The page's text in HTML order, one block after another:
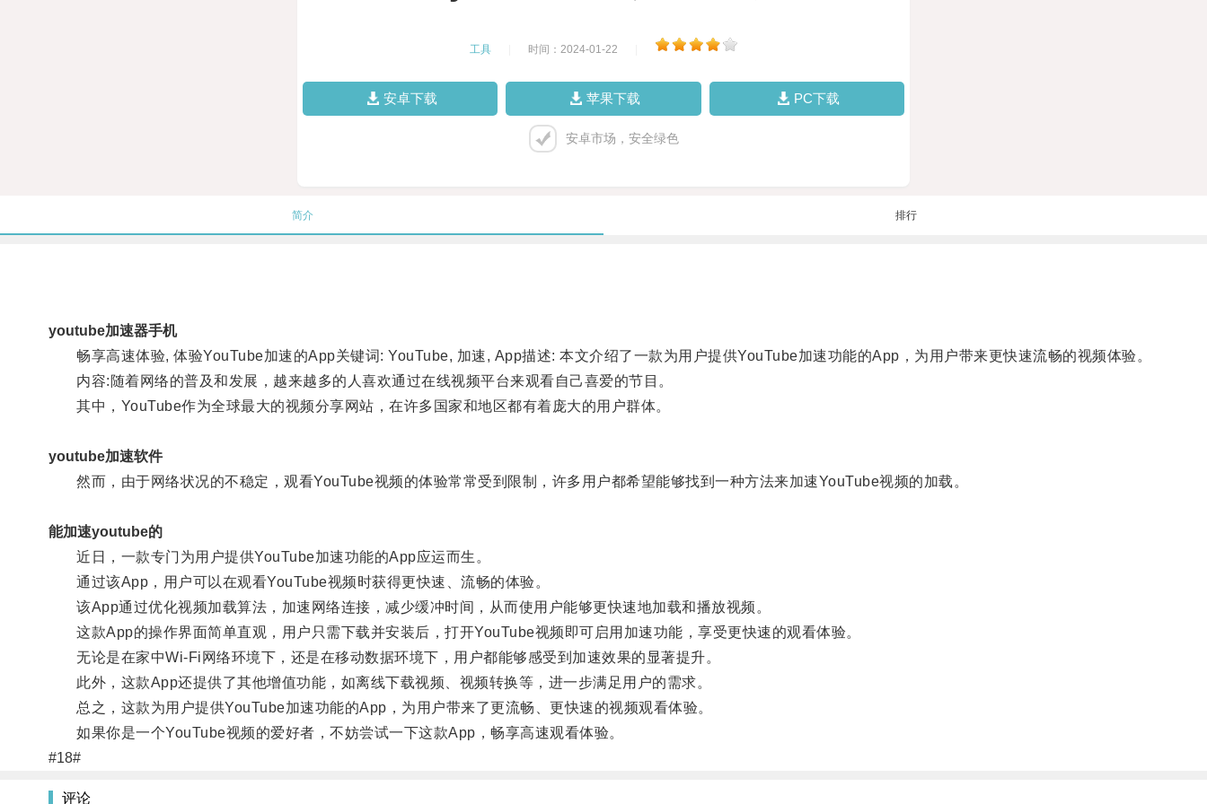
工具 时间：2024-01-22
安卓下载 苹果下载 PC下载
安卓市场，安全绿色
简介 排行
youtube加速器手机
畅享高速体验, 体验YouTube加速的App关键词: YouTube, 加速, App描述: 本文介绍了一款为用户提供YouTube加速功能的App，为用户带来更快速流畅的视频体验。
内容:随着网络的普及和发展，越来越多的人喜欢通过在线视频平台来观看自己喜爱的节目。
其中，YouTube作为全球最大的视频分享网站，在许多国家和地区都有着庞大的用户群体。
youtube加速软件
然而，由于网络状况的不稳定，观看YouTube视频的体验常常受到限制，许多用户都希望能够找到一种方法来加速YouTube视频的加载。
能加速youtube的
近日，一款专门为用户提供YouTube加速功能的App应运而生。
通过该App，用户可以在观看YouTube视频时获得更快速、流畅的体验。
该App通过优化视频加载算法，加速网络连接，减少缓冲时间，从而使用户能够更快速地加载和播放视频。
这款App的操作界面简单直观，用户只需下载并安装后，打开YouTube视频即可启用加速功能，享受更快速的观看体验。
无论是在家中Wi-Fi网络环境下，还是在移动数据环境下，用户都能够感受到加速效果的显著提升。
此外，这款App还提供了其他增值功能，如离线下载视频、视频转换等，进一步满足用户的需求。
总之，这款为用户提供YouTube加速功能的App，为用户带来了更流畅、更快速的视频观看体验。
如果你是一个YouTube视频的爱好者，不妨尝试一下这款App，畅享高速观看体验。
#18#
评论